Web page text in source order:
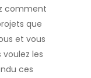
comment
que
et vous
les
ces